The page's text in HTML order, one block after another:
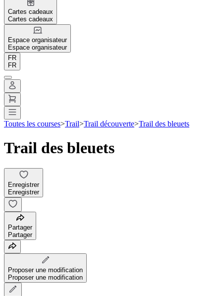
Cartes cadeaux
Cartes cadeaux
Espace organisateur
Espace organisateur
FR
FR
Toutes les courses>Trail>Trail découverte>Trail des bleuets
Trail des bleuets
Enregistrer
Enregistrer
Partager
Partager
Proposer une modification
Proposer une modification